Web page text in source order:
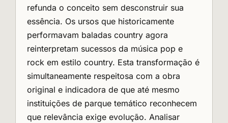
refunda o conceito sem desconstruir sua
essência. Os ursos que historicamente
performavam baladas country agora
reinterpretam sucessos da música pop e
rock em estilo country. Esta transformação é
simultaneamente respeitosa com a obra
original e indicadora de que até mesmo
instituições de parque temático reconhecem
que relevância exige evolução. Analisar